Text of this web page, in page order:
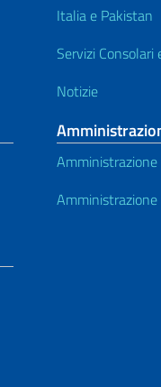
Italia e Pakistan
Servizi Consolari
Notizie